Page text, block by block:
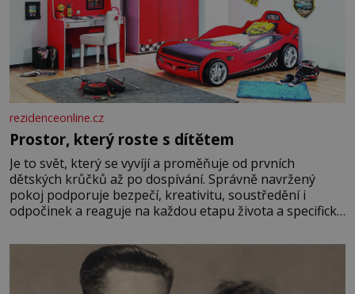
rezidenceonline.cz
Prostor, který roste s dítětem
Je to svět, který se vyvíjí a proměňuje od prvních
dětských krůčků až po dospívání. Správně navržený
pokoj podporuje bezpečí, kreativitu, soustředění i
odpočinek a reaguje na každou etapu života a specifické
měkkost a bezpečí, proto by pokoj miminka měl působit
především klidně a útulně. Předškolní věk je